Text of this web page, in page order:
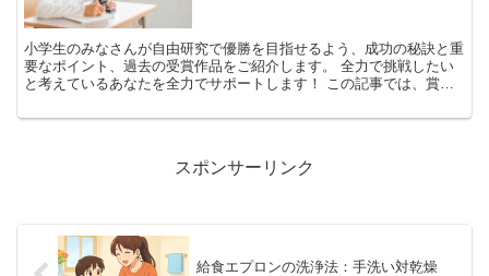
小学生のみなさんが自由研究で優勝を目指せるよう、成功の秘訣と重
要なポイント、過去の受賞作品をご紹介します。 全力で挑戦したい
と考えているあなたを全力でサポートします！ この記事では、賞を
スポンサーリンク
給食エプロンの洗浄法：手洗い対乾燥